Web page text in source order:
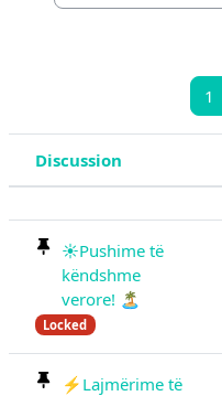
1
Status
Discussion
☀️Pushime të
këndshme
verore! 🏝️
Locked
⚡️Lajmërime të